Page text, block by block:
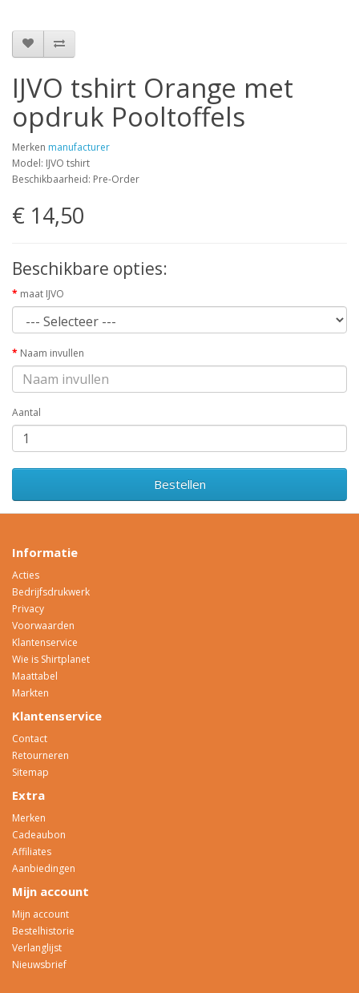
IJVO tshirt Orange met
opdruk Pooltoffels
Merken manufacturer
Model: IJVO tshirt
Beschikbaarheid: Pre-Order
€ 14,50
Beschikbare opties:
maat IJVO
Naam invullen
Aantal
Bestellen
Informatie
Acties
Bedrijfsdrukwerk
Privacy
Voorwaarden
Klantenservice
Wie is Shirtplanet
Maattabel
Markten
Klantenservice
Contact
Retourneren
Sitemap
Extra
Merken
Cadeaubon
Affiliates
Aanbiedingen
Mijn account
Mijn account
Bestelhistorie
Verlanglijst
Nieuwsbrief